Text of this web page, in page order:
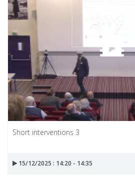
Short interventions 3
15/12/2025 : 14:20 - 14:35